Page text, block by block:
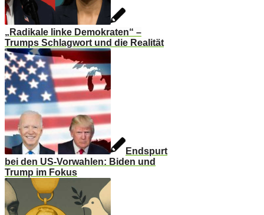
„Radikale linke Demokraten“ –
Trumps Schlagwort und die Realität
Endspurt
bei den US-Vorwahlen: Biden und
Trump im Fokus